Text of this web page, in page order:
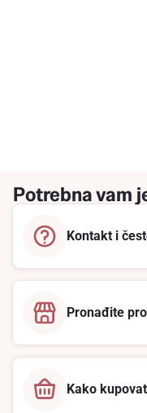
Potrebna vam
Kontakt i
Pronađite
Kako